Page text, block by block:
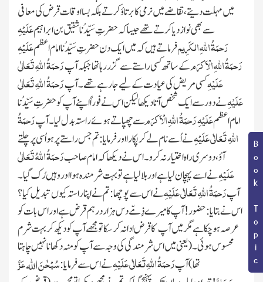
Book Topic
میں مہلت دیتے ، تقاضے میں نرمی کا برتاؤ کرتے بلکہ بسااوقات قرض کی معافی
سے بھی نواز دیا کرتے تھے جیساکہ حضرتِ سَیِّدُناشقیق بن ابراہیمعَلَیْہِ
رَحمَۃُاللّٰہِالکَرِیمفرماتے ہیں کہ میں ایک دن حضر تِ سَیِّدُنا امام اعظمعَلَیْہِ
رَحمَۃُاللّٰہِالْاَکرَمکے ساتھ کسی راستے سے گزر رہا تھا جبکہ آپرَحمَۃُاللّٰہِتَعَالٰی
عَلَیْہِکسی مریض کی عیادت کے لیے جا رہے تھے۔آپرَحمَۃُاللّٰہِتَعَالٰی
عَلَیْہِنے دور سے ایک شخص آتا دیکھا لیکن اس نے فوراً اپنے آپ کو حضرتِ سَیِّدُنا
امام اعظمعَلَیْہِ رَحمَۃُاللّٰہِالْاَکرَمسے چھپاتے ہوئے راستہ بدل لیا۔آپرَحمَۃُ
اللّٰہِتَعَالٰی عَلَیْہِنے اُسے نام لے کر پکارا اورفرمایا : تم جس راستے پر ہو اُسی پر چلتے
آؤ، دوسری راہ اختیار نہ کرو۔اس نے دیکھا کہ امام صاحبرَحمَۃُاللّٰہُتَعَالٰی
عَلَیْہِنے اسے پہچان لیا ہے اور بلالیا ہے تو بہت شرمندہ ہوا اور وہیں رُک گیا۔
آپرَحمَۃُاللّٰہِتَعَالٰی عَلَیْہِنے اس سے پو چھا : تم نے اپنا راستہ کیوں تبدیل کیا ؟
اس نے بتایا : حضور! آپ کا میرے ذِمّے دس ہزار درہم قرض ہے اور اس بات کو
عرصہ ہو چکاہے مگر میں آپکا قرض ادا نہ کرسکا تو مجھے آپ کو دیکھ کر بہت شرم
محسوس ہوئی۔(یعنی میں اس شرمندگی کی وجہ سے آپ کو منہ دکھانا نہیں چاہتا
تھا)آپرَحمَۃُاللّٰہِتَعَالٰی عَلَیْہِنے اس سے فرمایا :سُبْحٰنَاللہعَزَّ